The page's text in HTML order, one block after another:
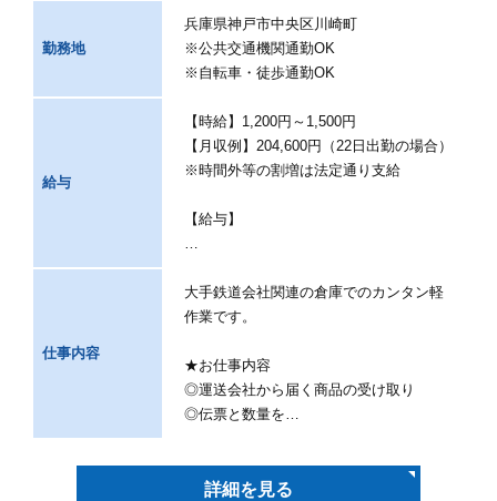
勤務地
兵庫県神戸市中央区川崎町
※公共交通機関通勤OK
※自転車・徒歩通勤OK
給与
【時給】1,200円～1,500円
【月収例】204,600円（22日出勤の場合）
※時間外等の割増は法定通り支給
【給与】
…
仕事内容
大手鉄道会社関連の倉庫でのカンタン軽
作業です。
★お仕事内容
◎運送会社から届く商品の受け取り
◎伝票と数量を…
詳細を見る